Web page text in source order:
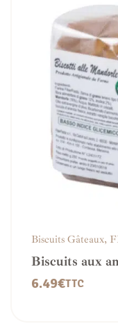
Biscuits Gâteaux,
Biscuits aux
ajouté et Vegan
6.49€TTC